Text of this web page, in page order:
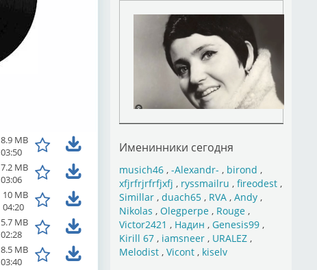
8.9 MB
03:50
7.2 MB
03:06
10 MB
04:20
5.7 MB
02:28
8.5 MB
03:40
Именинники сегодня
musich46, -Alexandr- , birond ,
xfjrfrjrfrfjxfj , ryssmailru , fireodest,
Simillar, duach65, RVA, Andy,
Nikolas , Olegperpe, Rouge,
Victor2421 , Надин , Genesis99,
Kirill 67, iamsneer, URALEZ,
Melodist, Vicont, kiselv